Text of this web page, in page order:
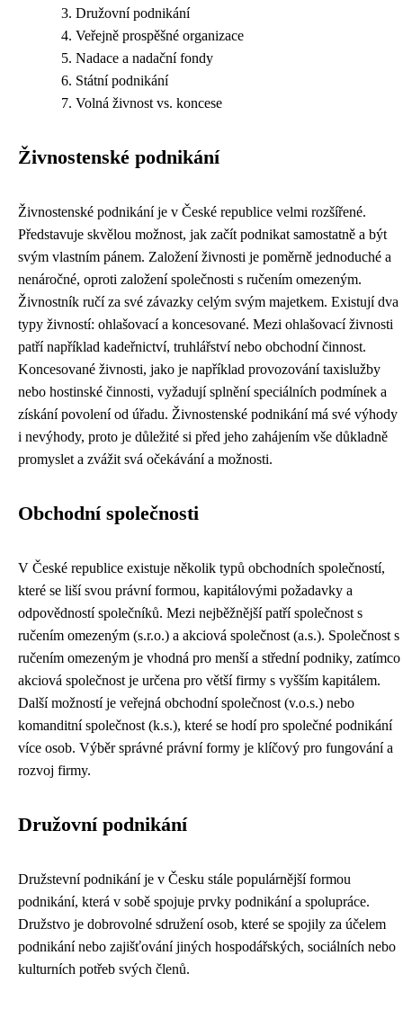
Družovní podnikání
Veřejně prospěšné organizace
Nadace a nadační fondy
Státní podnikání
Volná živnost vs. koncese
Živnostenské podnikání
Živnostenské podnikání je v České republice velmi rozšířené.
Představuje skvělou možnost, jak začít podnikat samostatně a být
svým vlastním pánem. Založení živnosti je poměrně jednoduché a
nenáročné, oproti založení společnosti s ručením omezeným.
Živnostník ručí za své závazky celým svým majetkem. Existují dva
typy živností: ohlašovací a koncesované. Mezi ohlašovací živnosti
patří například kadeřnictví, truhlářství nebo obchodní činnost.
Koncesované živnosti, jako je například provozování taxislužby
nebo hostinské činnosti, vyžadují splnění speciálních podmínek a
získání povolení od úřadu. Živnostenské podnikání má své výhody
i nevýhody, proto je důležité si před jeho zahájením vše důkladně
promyslet a zvážit svá očekávání a možnosti.
Obchodní společnosti
V České republice existuje několik typů obchodních společností,
které se liší svou právní formou, kapitálovými požadavky a
odpovědností společníků. Mezi nejběžnější patří společnost s
ručením omezeným (s.r.o.) a akciová společnost (a.s.). Společnost s
ručením omezeným je vhodná pro menší a střední podniky, zatímco
akciová společnost je určena pro větší firmy s vyšším kapitálem.
Další možností je veřejná obchodní společnost (v.o.s.) nebo
komanditní společnost (k.s.), které se hodí pro společné podnikání
více osob. Výběr správné právní formy je klíčový pro fungování a
rozvoj firmy.
Družovní podnikání
Družstevní podnikání je v Česku stále populárnější formou
podnikání, která v sobě spojuje prvky podnikání a spolupráce.
Družstvo je dobrovolné sdružení osob, které se spojily za účelem
podnikání nebo zajišťování jiných hospodářských, sociálních nebo
kulturních potřeb svých členů.